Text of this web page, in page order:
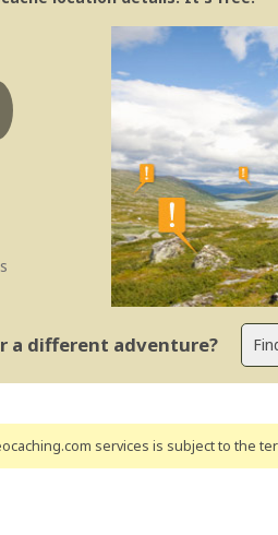
a different adventure?
services is subject to the